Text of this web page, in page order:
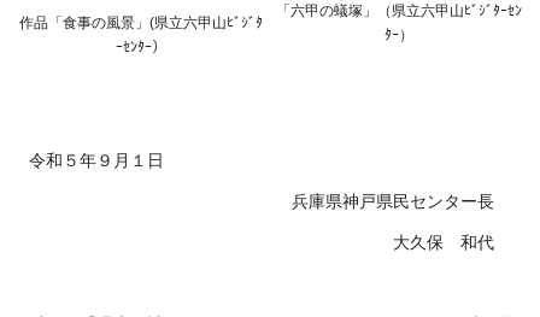
作品 「食事の風景」(県立六甲山ﾋﾞｼﾞﾀ
ｰｾﾝﾀｰ）
「六甲の蟻塚」（県立六甲山ﾋﾞｼﾞﾀｰｾﾝ
ﾀｰ）
令和５年９月１日
兵庫県神戸県民センター長
大久保 和代